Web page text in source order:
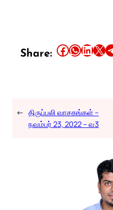
Share: Share this article on Facebook Share this article on WhatsApp Share this article on LinkedIn Share this article on X Share this
← திருப்பலி வாசகங்கள் –
நவம்பர் 23, 2022 – வ3